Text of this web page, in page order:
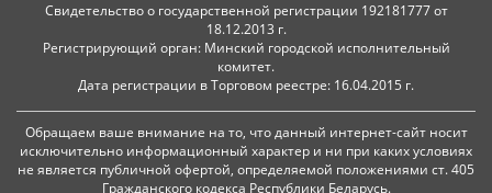
Свидетельство о государственной регистрации 192181777 от
18.12.2013 г.
Регистрирующий орган: Минский городской исполнительный
комитет.
Дата регистрации в Торговом реестре: 16.04.2015 г.
Обращаем ваше внимание на то, что данный интернет-сайт носит
исключительно информационный характер и ни при каких условиях
не является публичной офертой, определяемой положениями ст. 405
Гражданского кодекса Республики Беларусь.